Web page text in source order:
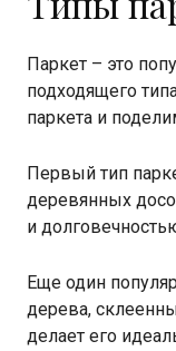
Паркет – это
подходящего
паркета и
Первый тип
деревянных
и
Еще один
дерева,
делает его